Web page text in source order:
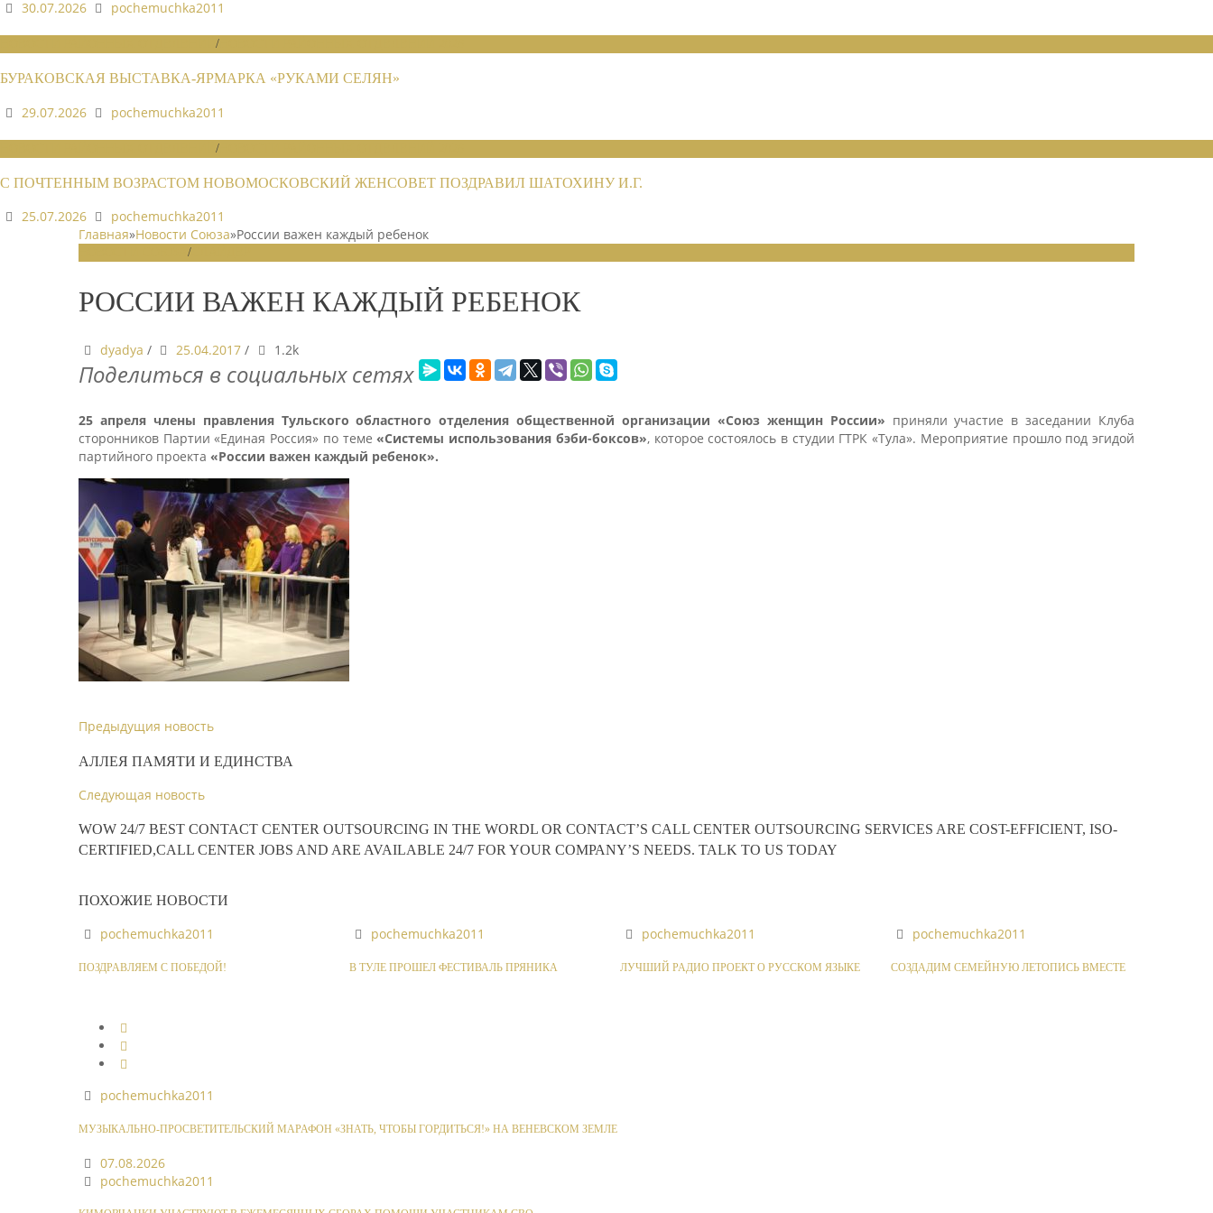
30.07.2026
pochemuchka2011
/
БУРАКОВСКАЯ ВЫСТАВКА-ЯРМАРКА «РУКАМИ СЕЛЯН»
29.07.2026
pochemuchka2011
/
С ПОЧТЕННЫМ ВОЗРАСТОМ НОВОМОСКОВСКИЙ ЖЕНСОВЕТ ПОЗДРАВИЛ ШАТОХИНУ И.Г.
25.07.2026
pochemuchka2011
Главная»Новости Союза»России важен каждый ребенок
/
РОССИИ ВАЖЕН КАЖДЫЙ РЕБЕНОК
dyadya / 25.04.2017 / 1.2k
Поделиться в социальных сетях
25 апреля члены правления Тульского областного отделения общественной организации «Союз женщин России» приняли участие в заседании Клуба
сторонников Партии «Единая Россия» по теме «Системы использования бэби-боксов», которое состоялось в студии ГТРК «Тула». Мероприятие прошло под эгидой
партийного проекта «России важен каждый ребенок».
Предыдущия новость
АЛЛЕЯ ПАМЯТИ И ЕДИНСТВА
Следующая новость
WOW 24/7 BEST CONTACT CENTER OUTSOURCING IN THE WORDL OR CONTACT’S CALL CENTER OUTSOURCING SERVICES ARE COST-EFFICIENT, ISO-
CERTIFIED,CALL CENTER JOBS AND ARE AVAILABLE 24/7 FOR YOUR COMPANY’S NEEDS. TALK TO US TODAY
ПОХОЖИЕ НОВОСТИ
pochemuchka2011
ПОЗДРАВЛЯЕМ С ПОБЕДОЙ!
pochemuchka2011
В ТУЛЕ ПРОШЕЛ ФЕСТИВАЛЬ ПРЯНИКА
pochemuchka2011
ЛУЧШИЙ РАДИО ПРОЕКТ О РУССКОМ ЯЗЫКЕ
pochemuchka2011
СОЗДАДИМ СЕМЕЙНУЮ ЛЕТОПИСЬ ВМЕСТЕ
pochemuchka2011
МУЗЫКАЛЬНО-ПРОСВЕТИТЕЛЬСКИЙ МАРАФОН «ЗНАТЬ, ЧТОБЫ ГОРДИТЬСЯ!» НА ВЕНЕВСКОМ ЗЕМЛЕ
07.08.2026
pochemuchka2011